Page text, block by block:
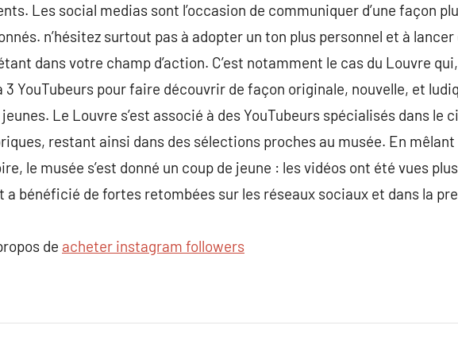
Les social medias sont l’occasion de communiquer d’une façon
n’hésitez surtout pas à adopter un ton plus personnel et à lancer
dans votre champ d’action. C’est notamment le cas du Louvre
3 YouTubeurs pour faire découvrir de façon originale, nouvelle, et
Le Louvre s’est associé à des YouTubeurs spécialisés dans le
restant ainsi dans des sélections proches au musée. En mêlant
le musée s’est donné un coup de jeune : les vidéos ont été vues plus
bénéficié de fortes retombées sur les réseaux sociaux et dans la
de acheter instagram followers